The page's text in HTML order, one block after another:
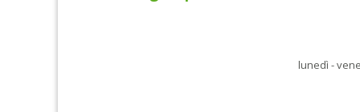
lunedì -